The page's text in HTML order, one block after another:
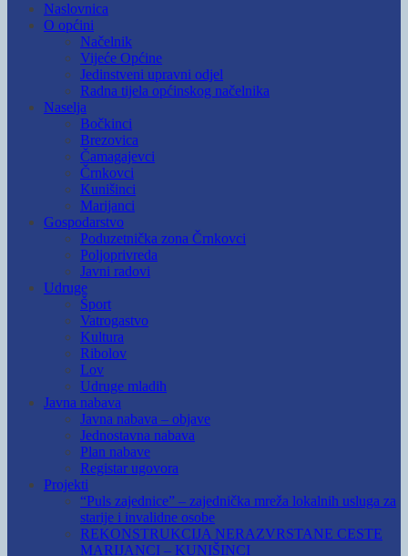
Naslovnica
O općini
Načelnik
Vijeće Općine
Jedinstveni upravni odjel
Radna tijela općinskog načelnika
Naselja
Bočkinci
Brezovica
Čamagajevci
Črnkovci
Kunišinci
Marijanci
Gospodarstvo
Poduzetnička zona Črnkovci
Poljoprivreda
Javni radovi
Udruge
Šport
Vatrogastvo
Kultura
Ribolov
Lov
Udruge mladih
Javna nabava
Javna nabava – objave
Jednostavna nabava
Plan nabave
Registar ugovora
Projekti
“Puls zajednice” – zajednička mreža lokalnih usluga za
starije i invalidne osobe
REKONSTRUKCIJA NERAZVRSTANE CESTE
MARIJANCI – KUNIŠINCI